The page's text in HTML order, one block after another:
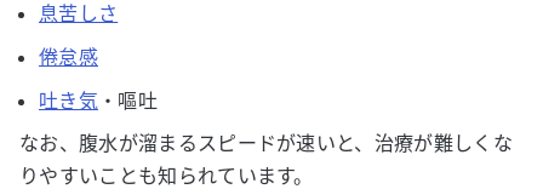
息苦しさ
倦怠感
吐き気・嘔吐
なお、腹水が溜まるスピードが速いと、治療が難しくな
りやすいことも知られています。